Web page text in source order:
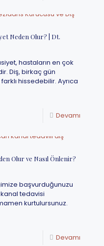
Neden Olur? | Dt.
hastaların en çok
Diş, birkaç gün
hissedebilir. Ayrıca
Devamı
Olur ve Nasıl Önlenir?
başvurduğunuzu
kanal tedavisi
kurtulursunuz.
Devamı